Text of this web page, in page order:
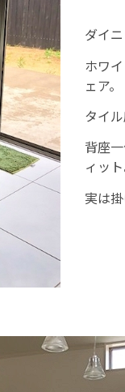
ダイ
ホワ
ェア。
タイ
背座
ィット
実は